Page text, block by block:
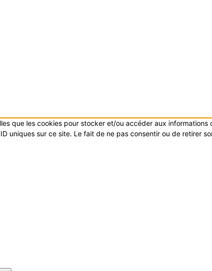
que les cookies pour stocker et/ou accéder aux
uniques sur ce site. Le fait de ne pas consentir ou de retirer